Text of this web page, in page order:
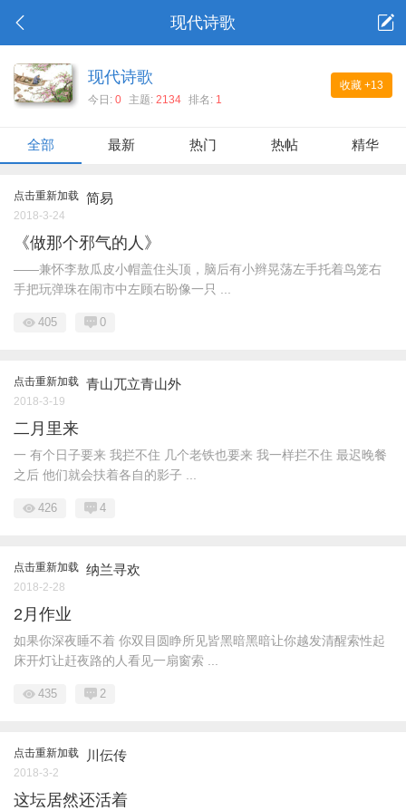
现代诗歌
收藏 +13
现代诗歌
今日:0 主题:2134 排名: 1
全部 最新 热门 热帖 精华
点击重新加载 简易
2018-3-24
《做那个邪气的人》
——兼怀李敖瓜皮小帽盖住头顶，脑后有小辫晃荡左手托着鸟笼右
手把玩弹珠在闹市中左顾右盼像一只 ...
405 0
点击重新加载 青山兀立青山外
2018-3-19
二月里来
一 有个日子要来 我拦不住 几个老铁也要来 我一样拦不住 最迟晚餐
之后 他们就会扶着各自的影子 ...
426 4
点击重新加载 纳兰寻欢
2018-2-28
2月作业
如果你深夜睡不着 你双目圆睁所见皆黑暗黑暗让你越发清醒索性起
床开灯让赶夜路的人看见一扇窗索 ...
435 2
点击重新加载 川伝传
2018-3-2
这坛居然还活着